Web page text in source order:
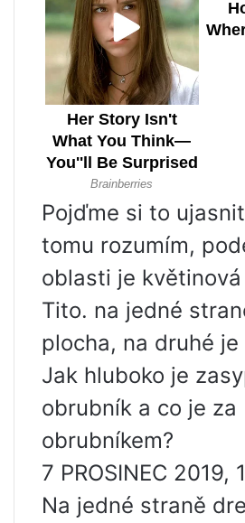
Pojďme si to
tomu rozumím,
oblasti je
Tito. na jedné
plocha, na druhé
Jak hluboko je
obrubník a co je za
obrubníkem?
7 PROSINEC 2019,
Na jedné straně